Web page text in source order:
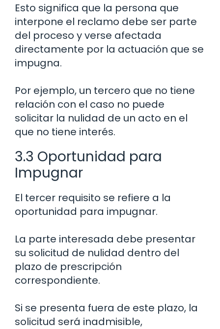
Esto significa que la persona que
interpone el reclamo debe ser parte
del proceso y verse afectada
directamente por la actuación que se
impugna.
Por ejemplo, un tercero que no tiene
relación con el caso no puede
solicitar la nulidad de un acto en el
que no tiene interés.
3.3 Oportunidad para
Impugnar
El tercer requisito se refiere a la
oportunidad para impugnar.
La parte interesada debe presentar
su solicitud de nulidad dentro del
plazo de prescripción
correspondiente.
Si se presenta fuera de este plazo, la
solicitud será inadmisible,